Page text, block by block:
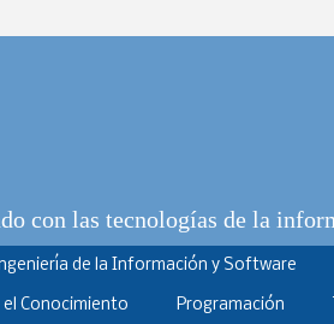
con las tecnologías de la
de la Información y Software
Conocimiento Programación